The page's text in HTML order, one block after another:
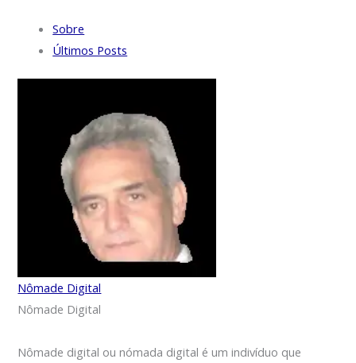
Sobre
Últimos Posts
Nômade Digital
Nômade Digital
Nômade digital ou nómada digital é um indivíduo que